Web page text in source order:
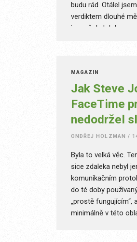
budu rád. Otálel
verdiktem dlouhé
jsem čekal dokonce
nalhávat, že je to
všude jinde už kulhá
nohu. Pryč jsou
velkou pompou
obálky a zase
MAGAZÍN
Jak Steve
FaceTime
nedodržel
ONDŘEJ HOLZMAN /
Byla to velká věc.
sice zdaleka nebyl
komunikačním
do té doby
„prostě fungujícím“,
minimálně v této